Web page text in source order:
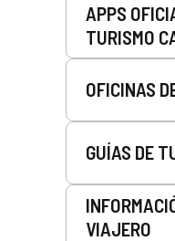
APPS
TURISMO
OFICINAS
GUÍAS DE
VIAJERO